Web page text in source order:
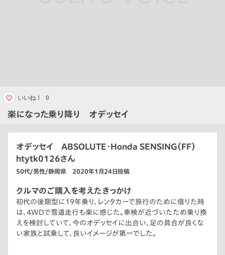
楽になった乗り降り オデッセイ
いいね！ 0
オデッセイ ABSOLUTE・Honda SENSING（FF）
htytk0126さん
50代/男性/静岡県 2020年1月24日投稿
クルマのご購入を考えたきっかけ
初代の後期型に19年乗り、レンタカーで旅行のために借りた時
は、4WDで雪道走行も楽に感じた。車検が近づいたため乗り換
えを検討していて、今のオデッセイに出合い、足の具合が良くな
い家族と試乗して、良いイメージが第一でした。